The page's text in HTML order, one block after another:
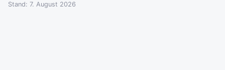
Stand: 7. August 2026